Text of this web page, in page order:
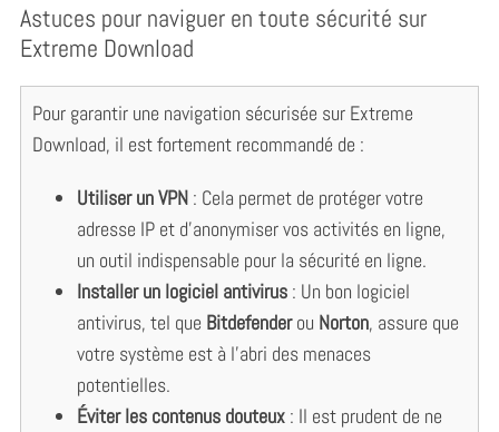
Astuces pour naviguer en toute sécurité sur
Extreme Download
Pour garantir une navigation sécurisée sur Extreme
Download, il est fortement recommandé de :
Utiliser un VPN: Cela permet de protéger votre
adresse IP et d’anonymiser vos activités en ligne,
un outil indispensable pour la sécurité en ligne.
Installer un logiciel antivirus: Un bon logiciel
antivirus, tel que Bitdefenderou Norton, assure que
votre système est à l’abri des menaces
potentielles.
Éviter les contenus douteux: Il est prudent de ne
r
c
h
o
r
: